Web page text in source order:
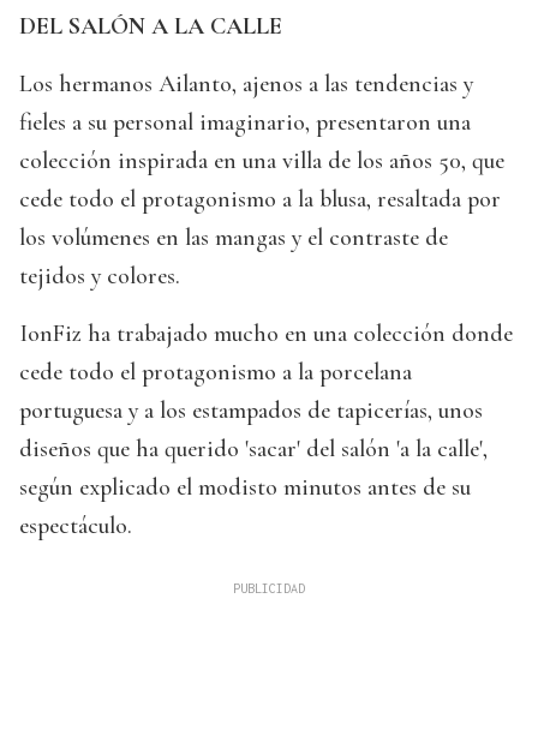
DEL SALÓN A LA CALLE
Los hermanos Ailanto, ajenos a las tendencias y
fieles a su personal imaginario, presentaron una
colección inspirada en una villa de los años 50, que
cede todo el protagonismo a la blusa, resaltada por
los volúmenes en las mangas y el contraste de
tejidos y colores.
IonFiz ha trabajado mucho en una colección donde
cede todo el protagonismo a la porcelana
portuguesa y a los estampados de tapicerías, unos
diseños que ha querido 'sacar' del salón 'a la calle',
según explicado el modisto minutos antes de su
espectáculo.